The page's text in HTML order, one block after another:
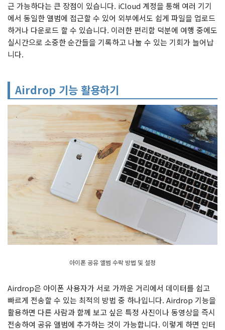
근 가능하다는 큰 장점이 있습니다. iCloud 계정을 통해 여러 기기
에서 동일한 앨범에 접근할 수 있어 외부에서도 쉽게 파일을 업로드
하거나 다운로드 할 수 있습니다. 이러한 편리함 덕분에 여행 중에도
실시간으로 소중한 순간들을 기록하고 나눌 수 있는 기회가 늘어납
니다.
Airdrop 기능 활용하기
아이폰 공유 앨범 수락 방법 및 설정
Airdrop은 아이폰 사용자가 서로 가까운 거리에서 데이터를 쉽고
빠르게 전송할 수 있는 최적의 방법 중 하나입니다. Airdrop 기능을
활용하면 다른 사람과 함께 보고 싶은 특정 사진이나 동영상을 즉시
전송하여 공유 앨범에 추가하는 것이 가능합니다. 이렇게 하면 인터